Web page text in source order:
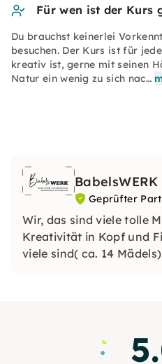
Für wen ist der Kurs
Du brauchst keinerlei
besuchen. Der Kurs ist für
kreativ ist, gerne mit seinen
Natur ein wenig zu sich nac…
BabelsWERK
Geprüfter
Wir, das sind viele tolle
Kreativität in Kopf und
viele sind( ca. 14